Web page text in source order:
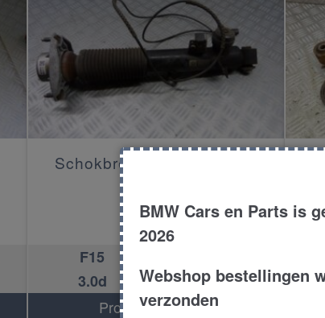
Schokbreker rechts achter
200.00
F15
3.0d
2015
Product # 153019
BMW Cars en Parts is
2026
Webshop bestellingen
verzonden